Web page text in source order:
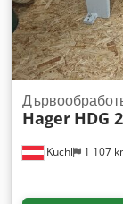
Kuchl 1 107
Hager HDG